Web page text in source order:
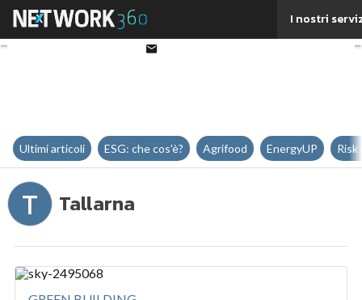
I nostri
Ultimi articoli ESG: che cos'è? Agrifood EnergyUP Risk
T Tallarna